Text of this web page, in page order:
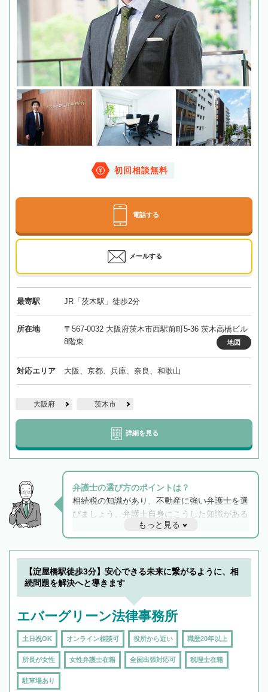
初回相談無料
電話する
メールする
最寄駅 JR「茨木駅」徒歩2分
所在地
〒567-0032 大阪府茨木市西駅前町5-36 茨木高橋ビル
8階東
地図
対応エリア 大阪、京都、兵庫、奈良、和歌山
大阪府 茨木市
詳細を見る
弁護士の選び方のポイントは？
相続税の知識があり、不動産に強い弁護士を選
びましょう。弁護士自身にこうした知識がある
と他士業との連携もスムーズに進み、トラブル
解決のみならず相続をトータルで任せることが
できます。また、相続は感情がからむ分野なの
でフィーリングも重要です。実際に電話や面談
で複数の弁護士と会話をしてウマが合う方に依
もっと見る
【淀屋橋駅徒歩3分】安心できる未来に繋がるように、相
続問題を解決へと導きます
エバーグリーン法律事務所
土日祝OK オンライン相談可 役所から近い 職歴20年以上
所長が女性 女性弁護士在籍 全国出張対応可 税理士在籍
駐車場あり